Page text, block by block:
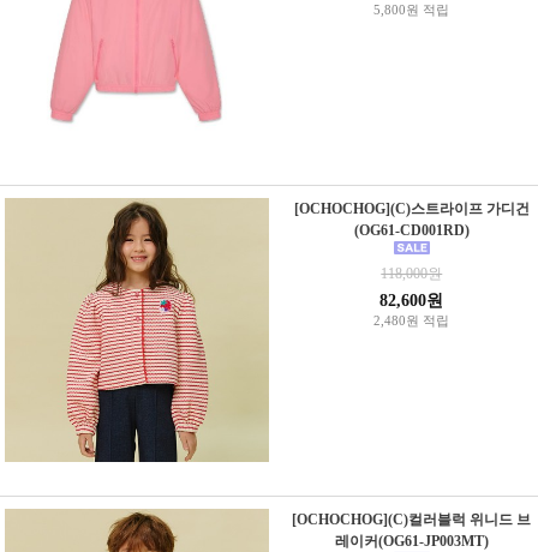
5,800원 적립
[OCHOCHOG](C)스트라이프 가디건
(OG61-CD001RD)
118,000원
82,600원
2,480원 적립
[OCHOCHOG](C)컬러블럭 위니드 브
레이커(OG61-JP003MT)